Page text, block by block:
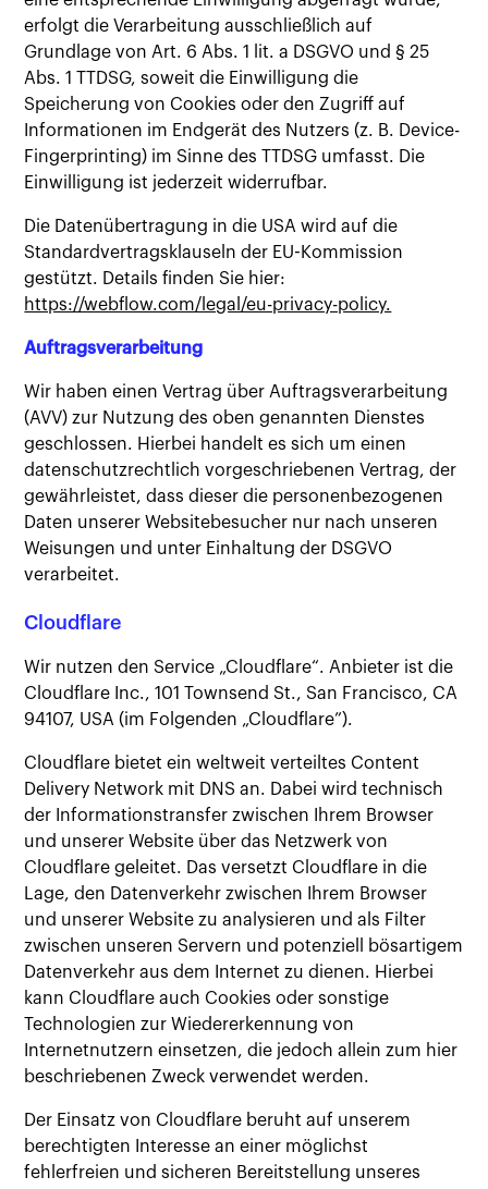
erfolgt die Verarbeitung ausschließlich auf
Grundlage von Art. 6 Abs. 1 lit. a DSGVO und § 25
Abs. 1 TTDSG, soweit die Einwilligung die
Speicherung von Cookies oder den Zugriff auf
Informationen im Endgerät des Nutzers (z. B. Device-
Fingerprinting) im Sinne des TTDSG umfasst. Die
Einwilligung ist jederzeit widerrufbar.
Die Datenübertragung in die USA wird auf die
Standardvertragsklauseln der EU-Kommission
gestützt. Details finden Sie hier:
https://webflow.com/legal/eu-privacy-policy.
Auftragsverarbeitung
Wir haben einen Vertrag über Auftragsverarbeitung
(AVV) zur Nutzung des oben genannten Dienstes
geschlossen. Hierbei handelt es sich um einen
datenschutzrechtlich vorgeschriebenen Vertrag, der
gewährleistet, dass dieser die personenbezogenen
Daten unserer Websitebesucher nur nach unseren
Weisungen und unter Einhaltung der DSGVO
verarbeitet.
Cloudflare
Wir nutzen den Service „Cloudflare“. Anbieter ist die
Cloudflare Inc., 101 Townsend St., San Francisco, CA
94107, USA (im Folgenden „Cloudflare”).
Cloudflare bietet ein weltweit verteiltes Content
Delivery Network mit DNS an. Dabei wird technisch
der Informationstransfer zwischen Ihrem Browser
und unserer Website über das Netzwerk von
Cloudflare geleitet. Das versetzt Cloudflare in die
Lage, den Datenverkehr zwischen Ihrem Browser
und unserer Website zu analysieren und als Filter
zwischen unseren Servern und potenziell bösartigem
Datenverkehr aus dem Internet zu dienen. Hierbei
kann Cloudflare auch Cookies oder sonstige
Technologien zur Wiedererkennung von
Internetnutzern einsetzen, die jedoch allein zum hier
beschriebenen Zweck verwendet werden.
Der Einsatz von Cloudflare beruht auf unserem
berechtigten Interesse an einer möglichst
fehlerfreien und sicheren Bereitstellung unseres